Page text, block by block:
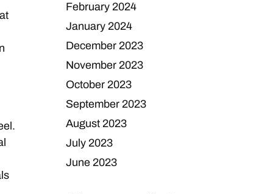
February 2024
January 2024
December 2023
November 2023
October 2023
September 2023
August 2023
July 2023
June 2023